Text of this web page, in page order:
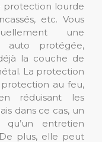
lourde
etc. Vous
une
auto protégée,
la couche de
La protection
au feu,
réduisant les
dans ce cas, un
entretien
plus, elle peut